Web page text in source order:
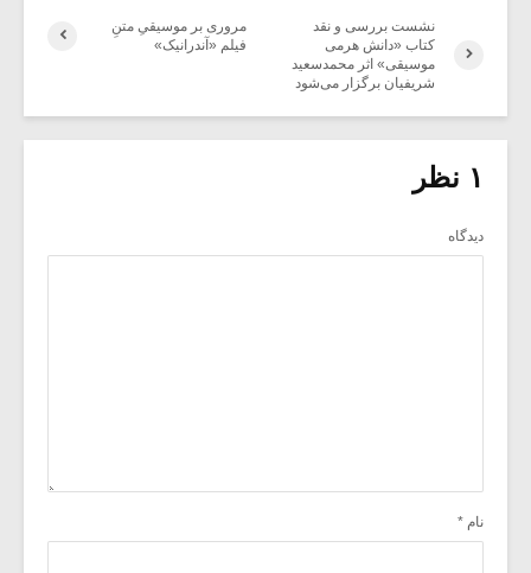
مروری بر موسیقیِ متنِ
فیلم «آندرانیک»
نشست بررسی و نقد
کتاب «دانش هرمی
موسیقی» اثر محمدسعید
شریفیان برگزار می‌شود
۱ نظر
دیدگاه
نام *